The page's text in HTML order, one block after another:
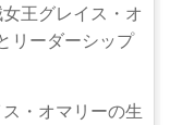
王グレイス・オ
リーダーシップ
・オマリーの生